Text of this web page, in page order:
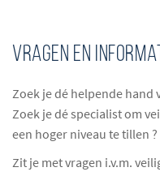
VRAGEN en
Zoek je dé helpende hand
Zoek je dé specialist om
een hoger niveau te tillen ?
Zit je met vragen i.v.m.